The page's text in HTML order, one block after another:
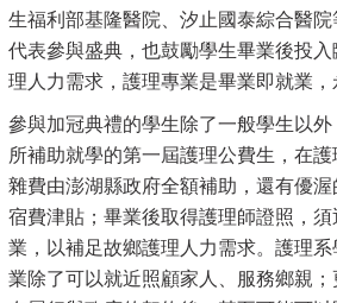
生福利部基隆醫院、汐止國泰綜合醫
代表參與盛典，也鼓勵學生畢業後投
理人力需求，護理專業是畢業即就業，
參與加冠典禮的學生除了一般學生以
所補助就學的第一屆護理公費生，在
雜費由澎湖縣政府全額補助，還有優
宿費津貼；畢業後取得護理師證照，
業，以補足故鄉護理人力需求。護理
業除了可以就近照顧家人、服務鄉親；